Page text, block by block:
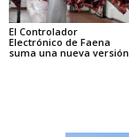
El Controlador
Electrónico de Faena
suma una nueva versión